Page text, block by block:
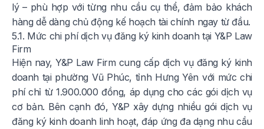
lý – phù hợp với từng nhu cầu cụ thể, đảm bảo khách
hàng dễ dàng chủ động kế hoạch tài chính ngay từ đầu.
5.1. Mức chi phí dịch vụ đăng ký kinh doanh tại Y&P Law
Firm
Hiện nay, Y&P Law Firm cung cấp dịch vụ đăng ký kinh
doanh tại phường Vũ Phúc, tỉnh Hưng Yên với mức chi
phí chỉ từ 1.900.000 đồng, áp dụng cho các gói dịch vụ
cơ bản. Bên cạnh đó, Y&P xây dựng nhiều gói dịch vụ
đăng ký kinh doanh linh hoạt, đáp ứng đa dạng nhu cầu